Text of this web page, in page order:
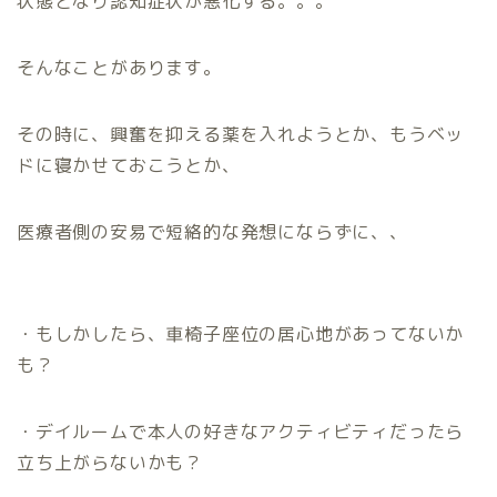
そんなことがあります。
その時に、興奮を抑える薬を入れようとか、もうベッ
ドに寝かせておこうとか、
医療者側の安易で短絡的な発想にならずに、、
・もしかしたら、車椅子座位の居心地があってないか
も？
・デイルームで本人の好きなアクティビティだったら
立ち上がらないかも？